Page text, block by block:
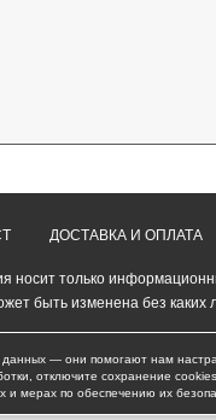
ДОСТАВКА И ОПЛАТА
носит только
быть изменена без каких
— они помогают нам
отключите сохранение
мерах по обеспечению их